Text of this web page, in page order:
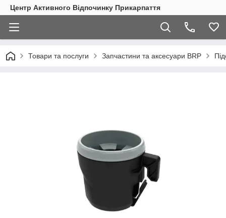
Центр Активного Відпочинку Прикарпаття
Товари та послуги Запчастини та аксесуари BRP